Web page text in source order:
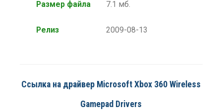
Размер файла 7.1 мб.
Релиз 2009-08-13
Ссылка на драйвер Microsoft Xbox 360 Wireless
Gamepad Drivers